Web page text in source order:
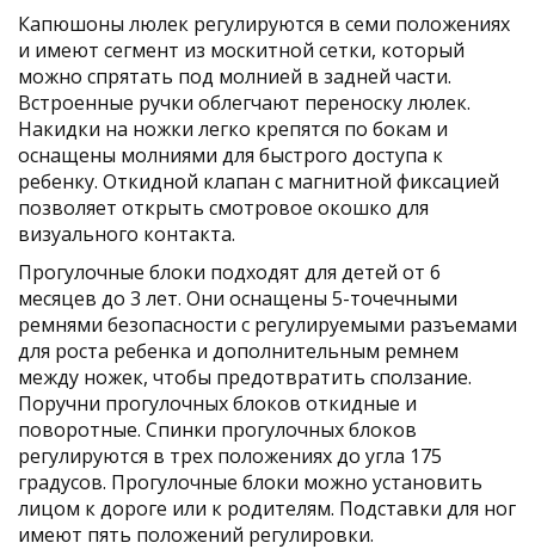
Капюшоны люлек регулируются в семи положениях
и имеют сегмент из москитной сетки, который
можно спрятать под молнией в задней части.
Встроенные ручки облегчают переноску люлек.
Накидки на ножки легко крепятся по бокам и
оснащены молниями для быстрого доступа к
ребенку. Откидной клапан с магнитной фиксацией
позволяет открыть смотровое окошко для
визуального контакта.
Прогулочные блоки подходят для детей от 6
месяцев до 3 лет. Они оснащены 5-точечными
ремнями безопасности с регулируемыми разъемами
для роста ребенка и дополнительным ремнем
между ножек, чтобы предотвратить сползание.
Поручни прогулочных блоков откидные и
поворотные. Спинки прогулочных блоков
регулируются в трех положениях до угла 175
градусов. Прогулочные блоки можно установить
лицом к дороге или к родителям. Подставки для ног
имеют пять положений регулировки.